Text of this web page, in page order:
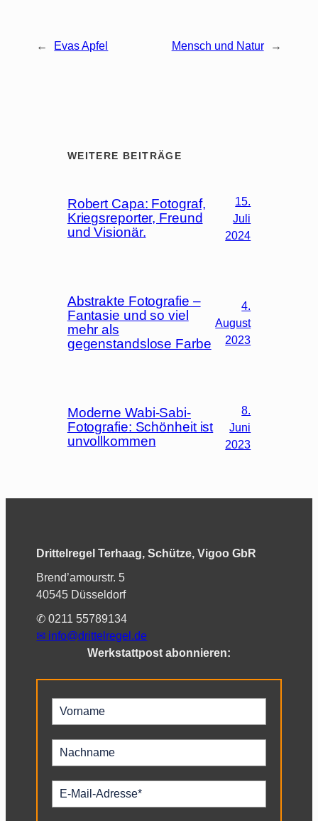
← Evas Apfel Mensch und Natur →
WEITERE BEITRÄGE
Robert Capa: Fotograf,
Kriegsreporter, Freund
und Visionär.
15.
Juli
2024
Abstrakte Fotografie –
Fantasie und so viel
mehr als
gegenstandslose Farbe
4.
August
2023
Moderne Wabi-Sabi-
Fotografie: Schönheit ist
unvollkommen
8.
Juni
2023
Drittelregel Terhaag, Schütze, Vigoo GbR
Brend’amourstr. 5
40545 Düsseldorf
✆ 0211 55789134
✉︎ info@drittelregel.de
Werkstattpost abonnieren: